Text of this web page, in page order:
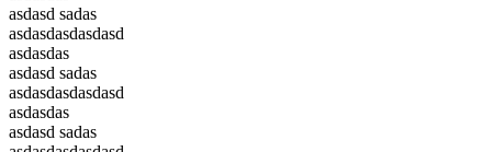
asdasd sadas
asdasdasdasdasd
asdasdas
asdasd sadas
asdasdasdasdasd
asdasdas
asdasd sadas